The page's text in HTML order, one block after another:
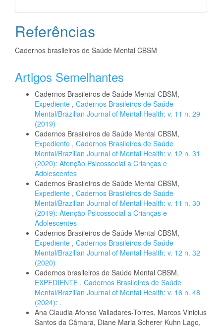
Referências
Cadernos brasileiros de Saúde Mental CBSM
Artigos Semelhantes
Cadernos Brasileiros de Saúde Mental CBSM,
Expediente , Cadernos Brasileiros de Saúde
Mental/Brazilian Journal of Mental Health: v. 11 n. 29
(2019)
Cadernos Brasileiros de Saúde Mental CBSM,
Expediente , Cadernos Brasileiros de Saúde
Mental/Brazilian Journal of Mental Health: v. 12 n. 31
(2020): Atenção Psicossocial a Crianças e
Adolescentes
Cadernos Brasileiros de Saúde Mental CBSM,
Expediente , Cadernos Brasileiros de Saúde
Mental/Brazilian Journal of Mental Health: v. 11 n. 30
(2019): Atenção Psicossocial a Crianças e
Adolescentes
Cadernos Brasileiros de Saúde Mental CBSM,
Expediente , Cadernos Brasileiros de Saúde
Mental/Brazilian Journal of Mental Health: v. 12 n. 32
(2020)
Cadernos brasileiros de Saúde Mental CBSM,
EXPEDIENTE , Cadernos Brasileiros de Saúde
Mental/Brazilian Journal of Mental Health: v. 16 n. 48
(2024): .
Ana Claudia Afonso Valladares-Torres, Marcos Vinicius
Santos da Câmara, Diane Maria Scherer Kuhn Lago,